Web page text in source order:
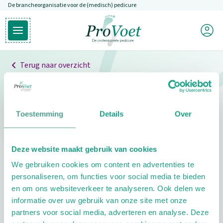
Toestemming Details Over
Deze website maakt gebruik van cookies
We gebruiken cookies om content en advertenties te
personaliseren, om functies voor social media te bieden
en om ons websiteverkeer te analyseren. Ook delen we
informatie over uw gebruik van onze site met onze
partners voor social media, adverteren en analyse. Deze
Overslaan en naar de inhoud gaan
De brancheorganisatie voor de (medisch) pedicure
Open hoofdmenu
Ga naar de homepagina
Mijn
Terug naar overzicht
Professionals
Pedicure niet gevonden
pedicure.